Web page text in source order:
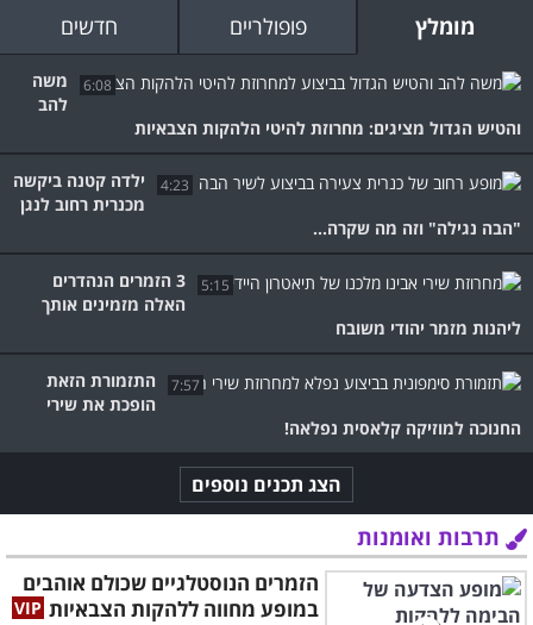
מומלץ פופולריים חדשים
6:08
משה
להב
והטיש הגדול מציגים: מחרוזת להיטי הלהקות הצבאיות
4:23
ילדה קטנה ביקשה
מכנרית רחוב לנגן
"הבה נגילה" וזה מה שקרה...
5:15
3 הזמרים הנהדרים
האלה מזמינים אותך
ליהנות מזמר יהודי משובח
7:57
התזמורת הזאת
הופכת את שירי
החנוכה למוזיקה קלאסית נפלאה!
הצג תכנים נוספים
תרבות ואומנות
הזמרים הנוסטלגיים שכולם אוהבים
במופע מחווה ללהקות הצבאיות